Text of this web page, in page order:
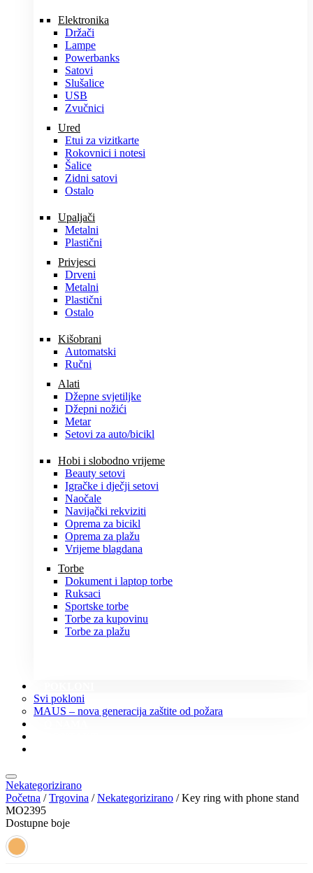
Elektronika
Držači
Lampe
Powerbanks
Satovi
Slušalice
USB
Zvučnici
Ured
Etui za vizitkarte
Rokovnici i notesi
Šalice
Zidni satovi
Ostalo
Upaljači
Metalni
Plastični
Privjesci
Drveni
Metalni
Plastični
Ostalo
Kišobrani
Automatski
Ručni
Alati
Džepne svjetiljke
Džepni nožići
Metar
Setovi za auto/bicikl
Hobi i slobodno vrijeme
Beauty setovi
Igračke i dječji setovi
Naočale
Navijački rekviziti
Oprema za bicikl
Oprema za plažu
Vrijeme blagdana
Torbe
Dokument i laptop torbe
Ruksaci
Sportske torbe
Torbe za kupovinu
Torbe za plažu
Svi pokloni
MAUS – nova generacija zaštite od požara
Nekategorizirano
Početna /Trgovina /Nekategorizirano / Key ring with phone stand
MO2395
Dostupne boje